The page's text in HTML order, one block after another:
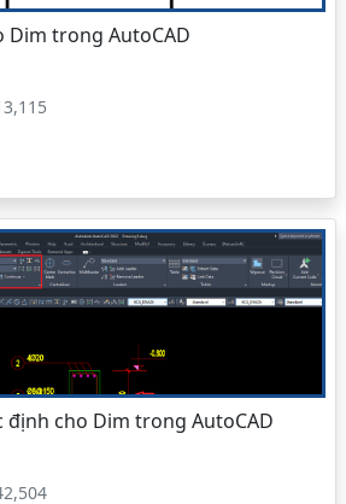
Dim trong AutoCAD
định cho Dim trong AutoCAD